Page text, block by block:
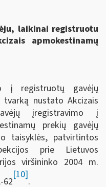
laikinai registruotu
apmokestinamų
į registruotų gavėjų
nustato Akcizais
įregistravimo į
prekių gavėjų
taisyklės, patvirtintos
prie Lietuvos
viršininko 2004 m.
62
[10]
.